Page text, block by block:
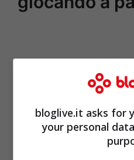
bloglive.it asks for
your personal